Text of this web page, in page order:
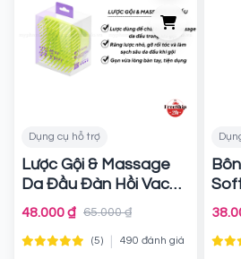
Dụng cụ hỗ trợ
Lược Gội & Massage
Da Đầu Đàn Hồi Vacosi
C22
Chính hãng
48.000 ₫ 65.000 ₫
(5) 490 đánh giá